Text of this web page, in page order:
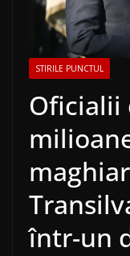
STIRILE PUNCTUL
Oficialii
într-un